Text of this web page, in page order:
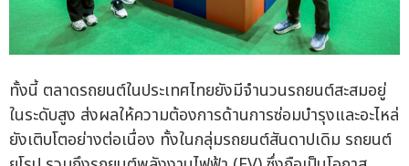
ทั้งนี้ ตลาดรถยนต์ในประเทศไทยยังมีจำนวนรถยนต์สะสมอยู่
ในระดับสูง ส่งผลให้ความต้องการด้านการซ่อมบำรุงและอะไหล่
ยังเติบโตอย่างต่อเนื่อง ทั้งในกลุ่มรถยนต์สันดาปเดิม รถยนต์